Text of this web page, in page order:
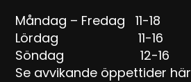
Måndag – Fredag 11-18
Lördag 11-16
Söndag 12-16
Se avvikande öppettider här